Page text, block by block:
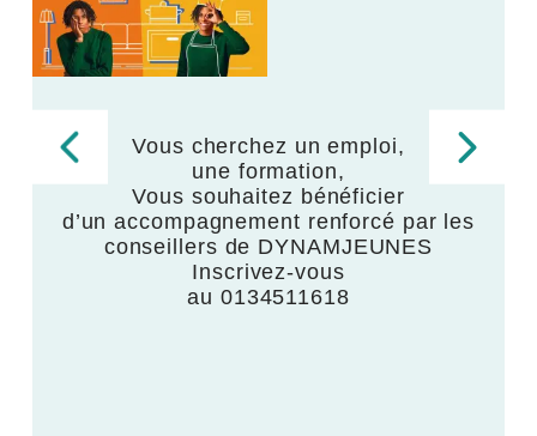
Vous cherchez un emploi,
une formation,
Vous souhaitez bénéficier
d’un accompagnement renforcé par les
conseillers de DYNAMJEUNES
Inscrivez-vous
au 0134511618